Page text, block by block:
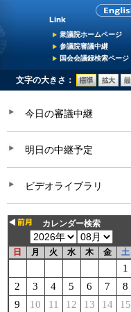
衆議院ホームページ
参議院審議中継
国会会議録検索ページ
文字の大きさ：
今日の審議中継
明日の中継予定
ビデオライブラリ
カレンダー検索
日 月 火 水 木 金 土
1
2
3 4 5 6 7
8
9
10 11 12 13 14
15